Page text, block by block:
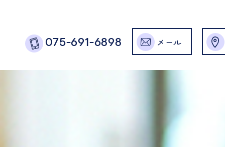
075-691-6898 メール